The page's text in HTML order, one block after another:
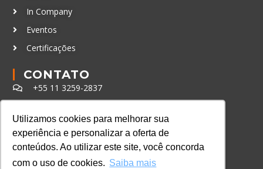
Utilizamos cookies para melhorar sua
experiência e personalizar a oferta de
conteúdos. Ao utilizar este site, você concorda
com o uso de cookies. Saiba mais
In Company
Eventos
Certificações
CONTATO
+55 11 3259-2837
contato@lec.com.br
Ferramenta Antifraude